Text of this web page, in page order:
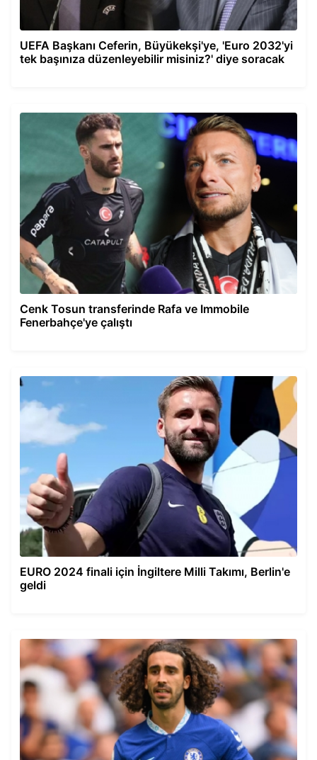
UEFA Başkanı Ceferin, Büyükekşi'ye, 'Euro 2032'yi
tek başınıza düzenleyebilir misiniz?' diye soracak
Cenk Tosun transferinde Rafa ve Immobile
Fenerbahçe'ye çalıştı
EURO 2024 finali için İngiltere Milli Takımı, Berlin'e
geldi